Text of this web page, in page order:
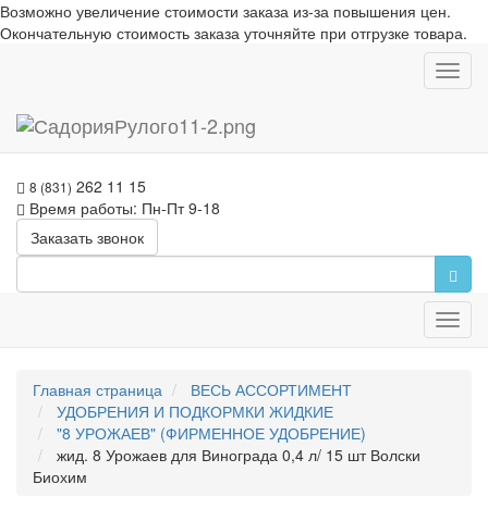
Возможно увеличение стоимости заказа из-за повышения цен.
Окончательную стоимость заказа уточняйте при отгрузке товара.
8 (831) 262 11 15
Время работы: Пн-Пт 9-18
Заказать звонок
Главная страница
ВЕСЬ АССОРТИМЕНТ
УДОБРЕНИЯ И ПОДКОРМКИ ЖИДКИЕ
"8 УРОЖАЕВ" (ФИРМЕННОЕ УДОБРЕНИЕ)
жид. 8 Урожаев для Винограда 0,4 л/ 15 шт Волски
Биохим